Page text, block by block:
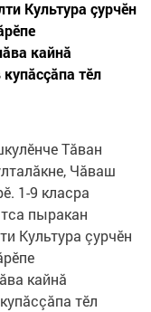
Культура çурчӗн
кайнă
тӗл
Тăван
Чăваш
1-9 класра
пыракан
Культура çурчӗн
кайнă
тӗл